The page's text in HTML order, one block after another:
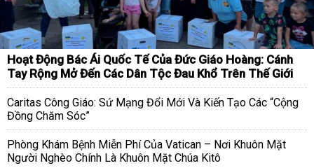
Hoạt Động Bác Ái Quốc Tế Của Đức Giáo Hoàng: Cánh
Tay Rộng Mở Đến Các Dân Tộc Đau Khổ Trên Thế Giới
Caritas Công Giáo: Sứ Mạng Đổi Mới Và Kiến Tạo Các “Cộng
Đồng Chăm Sóc”
Phòng Khám Bệnh Miễn Phí Của Vatican – Nơi Khuôn Mặt
Người Nghèo Chính Là Khuôn Mặt Chúa Kitô